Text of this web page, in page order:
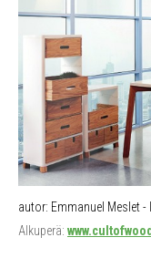
autor: Emmanuel Meslet
Alkuperä: